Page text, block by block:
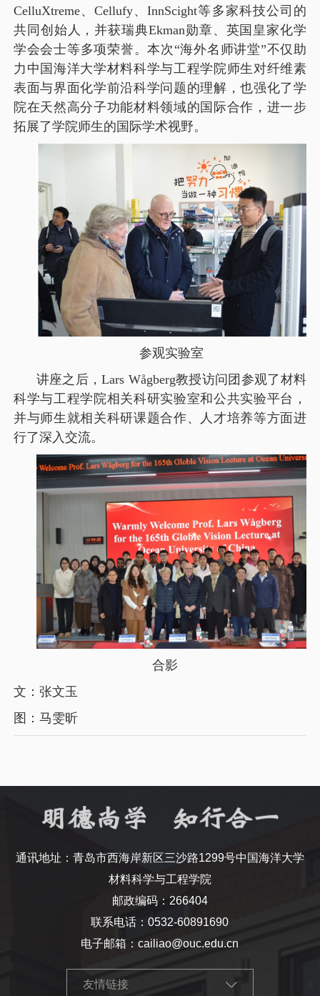
CelluXtreme、Cellufy、InnScight等多家科技公司的
共同创始人，并获瑞典Ekman勋章、英国皇家化学
学会会士等多项荣誉。本次“海外名师讲堂”不仅助
力中国海洋大学材料科学与工程学院师生对纤维素
表面与界面化学前沿科学问题的理解，也强化了学
院在天然高分子功能材料领域的国际合作，进一步
拓展了学院师生的国际学术视野。
参观实验室
讲座之后，Lars Wågberg教授访问团参观了材料
科学与工程学院相关科研实验室和公共实验平台，
并与师生就相关科研课题合作、人才培养等方面进
行了深入交流。
合影
文：张文玉
图：马雯昕
通讯地址：青岛市西海岸新区三沙路1299号中国海洋大学
材料科学与工程学院
邮政编码：266404
联系电话：0532-60891690
电子邮箱：cailiao@ouc.edu.cn
友情链接